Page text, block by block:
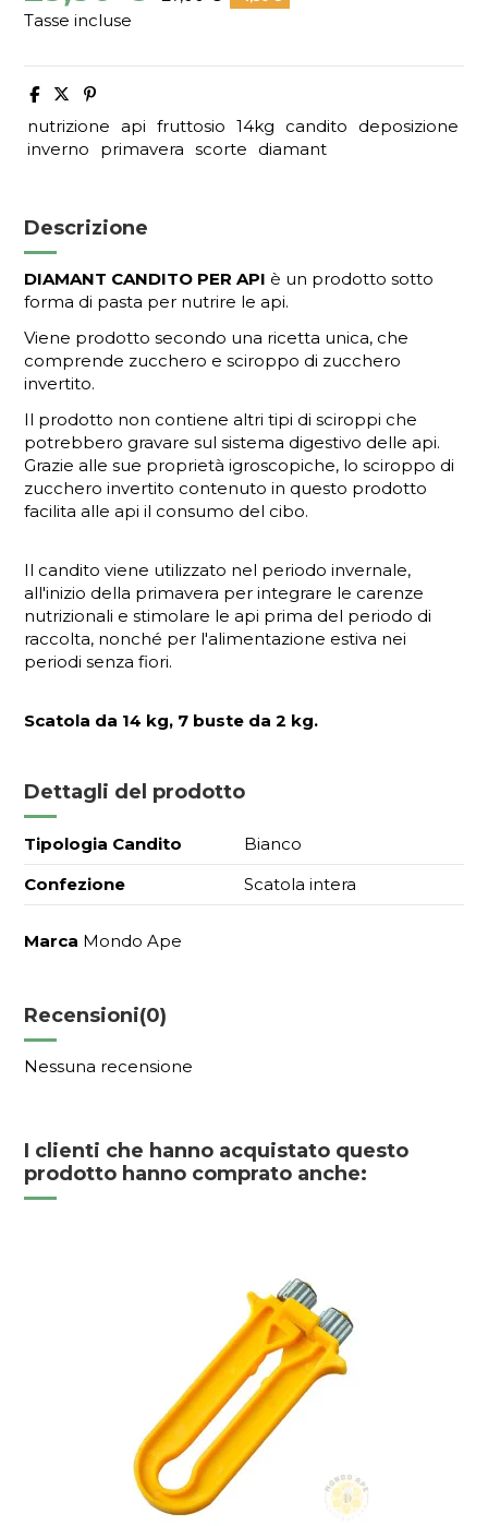
Tasse incluse
nutrizione api fruttosio 14kg candito
deposizione
inverno
primavera scorte diamant
Descrizione
DIAMANT CANDITO PER API è un prodotto sotto
forma di pasta per nutrire le api.
Viene prodotto secondo una ricetta unica, che
comprende zucchero e sciroppo di zucchero
invertito.
Il prodotto non contiene altri tipi di sciroppi che
potrebbero gravare sul sistema digestivo delle api.
Grazie alle sue proprietà igroscopiche, lo sciroppo di
zucchero invertito contenuto in questo prodotto
facilita alle api il consumo del cibo.
Il candito viene utilizzato nel periodo invernale,
all'inizio della primavera per integrare le carenze
nutrizionali e stimolare le api prima del periodo di
raccolta, nonché per l'alimentazione estiva nei
periodi senza fiori.
Scatola da 14 kg, 7 buste da 2 kg.
Dettagli del prodotto
Tipologia Candito
Bianco
Confezione
Scatola intera
Marca Mondo Ape
Recensioni(0)
Nessuna recensione
I clienti che hanno acquistato questo
prodotto hanno comprato anche: